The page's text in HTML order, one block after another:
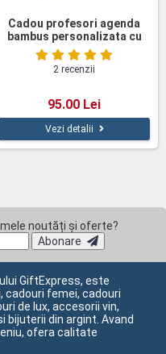
Cadou profesori agenda
bambus personalizata cu
pix
2 recenzii
95.00 Lei
Vezi detalii
noutăți și oferte?
Abonare
GiftExpress, este
femei, cadouri
de lux, accesorii vin,
bijuterii din argint. Avand
ofera calitate